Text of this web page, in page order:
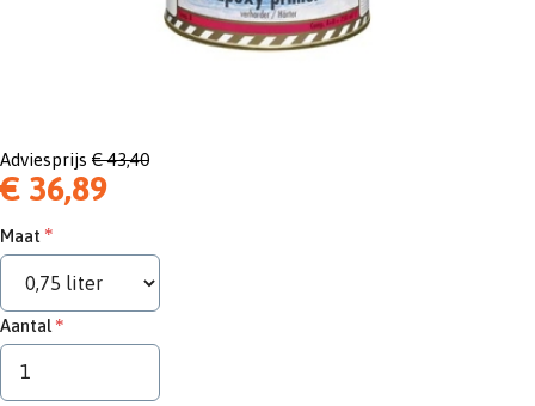
Adviesprijs € 43,40
€ 36,89
Maat
Aantal